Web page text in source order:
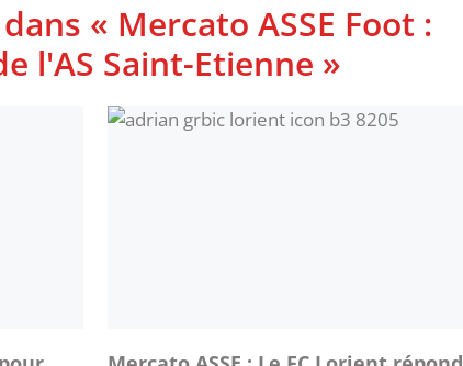
« Mercato ASSE Foot :
l'AS Saint-Etienne »